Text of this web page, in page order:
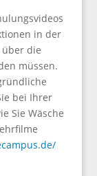
in der
über die
müssen.
bei Ihrer
Sie Wäsche